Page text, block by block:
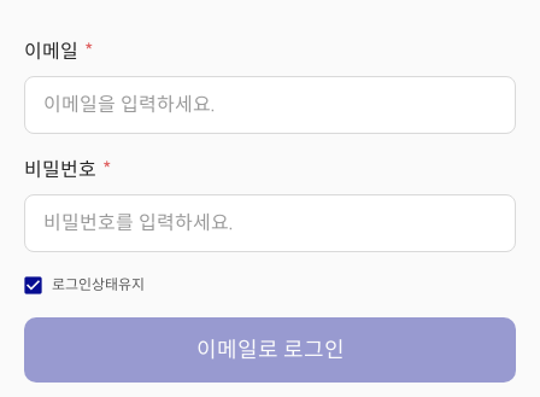
이메일
비밀번호
check_box 로그인상태유지
이메일로 로그인